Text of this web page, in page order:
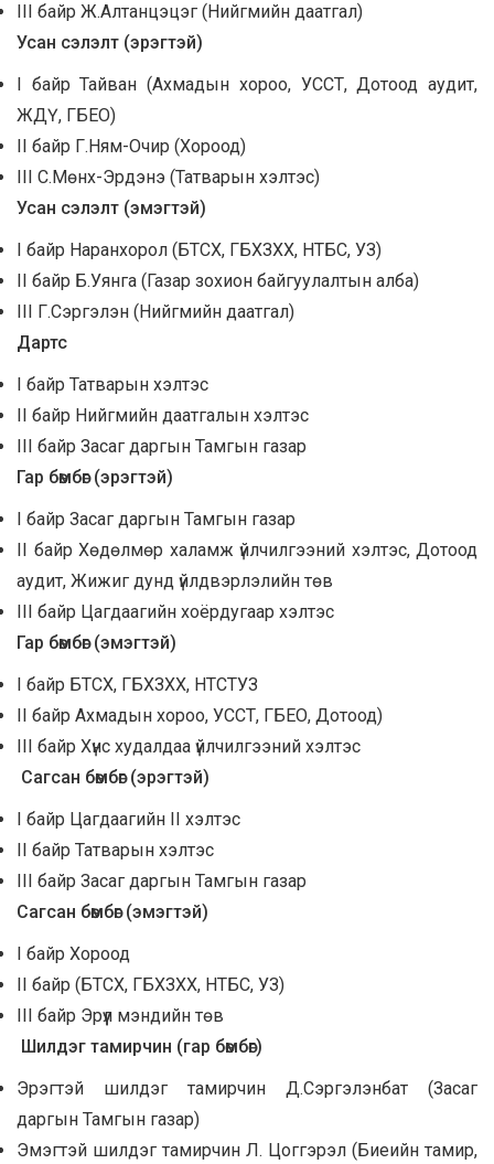
III байр Ж.Алтанцэцэг (Нийгмийн даатгал)
Усан сэлэлт (эрэгтэй)
I байр Тайван (Ахмадын хороо, УССТ, Дотоод аудит,
ЖДҮ, ГБЕО)
II байр Г.Ням-Очир (Хороод)
III С.Мөнх-Эрдэнэ (Татварын хэлтэс)
Усан сэлэлт (эмэгтэй)
I байр Наранхорол (БТСХ, ГБХЗХХ, НТБС, УЗ)
II байр Б.Уянга (Газар зохион байгуулалтын алба)
III Г.Сэргэлэн (Нийгмийн даатгал)
Дартс
I байр Татварын хэлтэс
II байр Нийгмийн даатгалын хэлтэс
III байр Засаг даргын Тамгын газар
Гар бөмбөг(эрэгтэй)
I байр Засаг даргын Тамгын газар
II байр Хөдөлмөр халамж үйлчилгээний хэлтэс, Дотоод
аудит, Жижиг дунд үйлдвэрлэлийн төв
III байр Цагдаагийн хоёрдугаар хэлтэс
Гар бөмбөг(эмэгтэй)
I байр БТСХ, ГБХЗХХ, НТСТУЗ
II байр Ахмадын хороо, УССТ, ГБЕО, Дотоод)
III байр Хүнс худалдаа үйлчилгээний хэлтэс
Сагсан бөмбөг (эрэгтэй)
I байр Цагдаагийн II хэлтэс
II байр Татварын хэлтэс
III байр Засаг даргын Тамгын газар
Сагсан бөмбөг (эмэгтэй)
I байр Хороод
II байр (БТСХ, ГБХЗХХ, НТБС, УЗ)
III байр Эрүүл мэндийн төв
Шилдэг тамирчин (гар бөмбөг)
Эрэгтэй шилдэг тамирчин Д.Сэргэлэнбат (Засаг
даргын Тамгын газар)
Эмэгтэй шилдэг тамирчин Л. Цоггэрэл (Биеийн тамир,